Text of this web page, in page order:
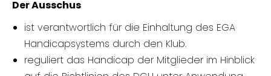
Der Ausschus
ist verantwortlich für die Einhaltung des EGA
Handicapsystems durch den Klub.
reguliert das Handicap der Mitglieder im Hinblick